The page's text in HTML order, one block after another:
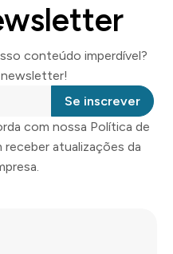
conteúdo imperdível?
Se inscrever
com nossa Política de
atualizações da